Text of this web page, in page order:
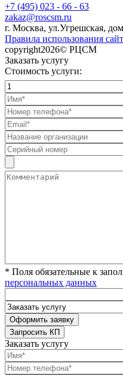
+7 (495) 023 - 66 - 63
zakaz@roscsm.ru
г. Москва, ул.Угрешская,
Правила использования
copyright2026© РЦСМ
Заказать услугу
Стоимость услуги:
* Поля обязательные к
персональных данных
Заказать услугу